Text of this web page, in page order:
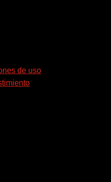
de uso